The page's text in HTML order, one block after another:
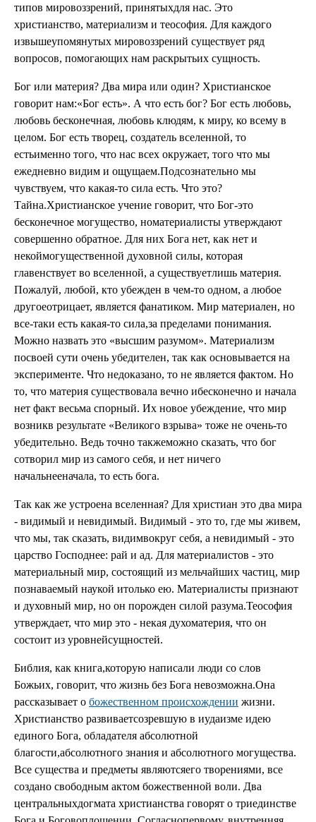
типов мировоззрений, принятыхдля нас. Это
христианство, материализм и теософия. Для каждого
извышеупомянутых мировоззрений существует ряд
вопросов, помогающих нам раскрытьих сущность.
Бог или материя? Два мира или один? Христианское
говорит нам:«Бог есть». А что есть бог? Бог есть любовь,
любовь бесконечная, любовь клюдям, к миру, ко всему в
целом. Бог есть творец, создатель вселенной, то
естьименно того, что нас всех окружает, того что мы
ежедневно видим и ощущаем.Подсознательно мы
чувствуем, что какая-то сила есть. Что это?
Тайна.Христианское учение говорит, что Бог-это
бесконечное могущество, номатериалисты утверждают
совершенно обратное. Для них Бога нет, как нет и
некоймогущественной духовной силы, которая
главенствует во вселенной, а существуетлишь материя.
Пожалуй, любой, кто убежден в чем-то одном, а любое
другоеотрицает, является фанатиком. Мир материален, но
все-таки есть какая-то сила,за пределами понимания.
Можно назвать это «высшим разумом». Материализм
посвоей сути очень убедителен, так как основывается на
эксперименте. Что недоказано, то не является фактом. Но
то, что материя существовала вечно ибесконечно и начала
нет факт весьма спорный. Их новое убеждение, что мир
возникв результате «Великого взрыва» тоже не очень-то
убедительно. Ведь точно такжеможно сказать, что бог
сотворил мир из самого себя, и нет ничего
начальнееначала, то есть бога.
Так как же устроена вселенная? Для христиан это два мира
- видимый и невидимый. Видимый - это то, где мы живем,
что мы, так сказать, видимвокруг себя, а невидимый - это
царство Господнее: рай и ад. Для материалистов - это
материальный мир, состоящий из мельчайших частиц, мир
познаваемый наукой итолько ею. Материалисты признают
и духовный мир, но он порожден силой разума.Теософия
утверждает, что мир это - некая духоматерия, что он
состоит из уровнейсущностей.
Библия, как книга,которую написали люди со слов
Божьих, говорит, что жизнь без Бога невозможна.Она
рассказывает о божественном происхождении жизни.
Христианство развиваетсозревшую в иудаизме идею
единого Бога, обладателя абсолютной
благости,абсолютного знания и абсолютного могущества.
Все существа и предметы являютсяего творениями, все
создано свободным актом божественной воли. Два
центральныхдогмата христианства говорят о триединстве